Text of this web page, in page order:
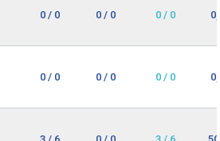
0 / 0 0 / 0 0 / 0
0 / 0 0 / 0 0 / 0